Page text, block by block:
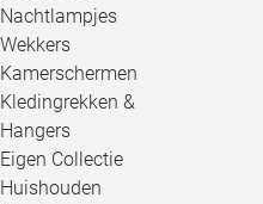
Nachtlampjes
Wekkers
Kamerschermen
Kledingrekken &
Hangers
Eigen Collectie
Huishouden